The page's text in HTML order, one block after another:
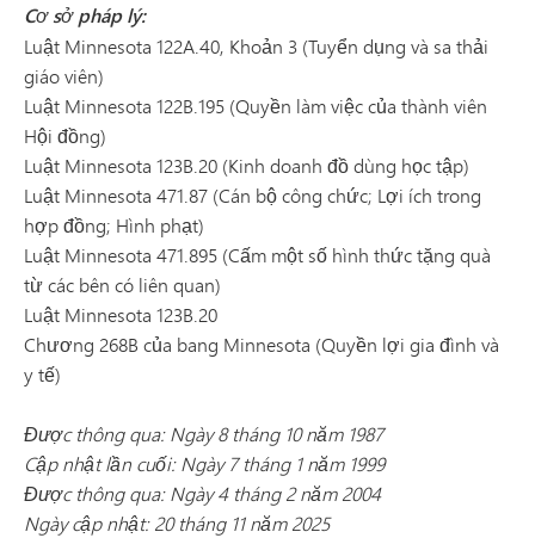
Cơ sở pháp lý:
Luật Minnesota 122A.40, Khoản 3 (Tuyển dụng và sa thải
giáo viên)
Luật Minnesota 122B.195 (Quyền làm việc của thành viên
Hội đồng)
Luật Minnesota 123B.20 (Kinh doanh đồ dùng học tập)
Luật Minnesota 471.87 (Cán bộ công chức; Lợi ích trong
hợp đồng; Hình phạt)
Luật Minnesota 471.895 (Cấm một số hình thức tặng quà
từ các bên có liên quan)
Luật Minnesota 123B.20
Chương 268B của bang Minnesota (Quyền lợi gia đình và
y tế)
Được thông qua: Ngày 8 tháng 10 năm 1987
Cập nhật lần cuối: Ngày 7 tháng 1 năm 1999
Được thông qua: Ngày 4 tháng 2 năm 2004
Ngày cập nhật: 20 tháng 11 năm 2025